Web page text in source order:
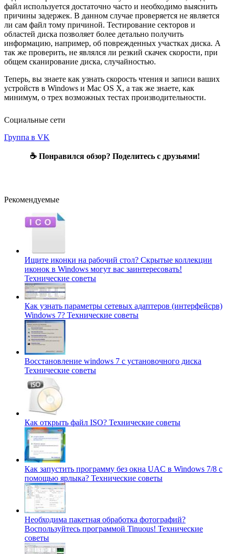
файл используется достаточно часто и необходимо выяснить
причины задержек. В данном случае проверяется не является
ли сам файл тому причиной. Тестирование секторов и
областей диска позволяет более детально получить
информацию, например, об поврежденных участках диска. А
так же проверить, не являлся ли резкий скачек скорости, при
общем сканирование диска, случайностью.
Теперь, вы знаете как узнать скорость чтения и записи ваших
устройств в Windows и Mac OS X, а так же знаете, как
минимум, о трех возможных тестах производительности.
Социальные сети
Группа в VK
☕ Понравился обзор? Поделитесь с друзьями!
Рекомендуемые
Ищите иконки на рабочий стол? Скрытые коллекции
иконок в Windows могут вас заинтересовать!
Технические советы
Как узнать параметры сетевых адаптеров (интерфейсрв)
Windows 7? Технические советы
Восстановление windows 7 с установочного диска
Технические советы
Как открыть файл ISO? Технические советы
Как запустить программу без окна UAC в Windows 7/8 с
помощью ярлыка? Технические советы
Необходима пакетная обработка фотографий?
Воспользуйтесь программой Tinuous! Технические
советы